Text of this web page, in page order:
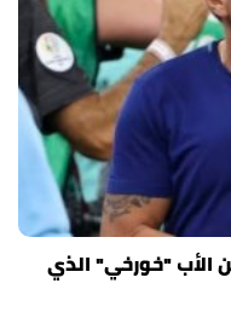
معلومات عن الأب "خورخي" الذي